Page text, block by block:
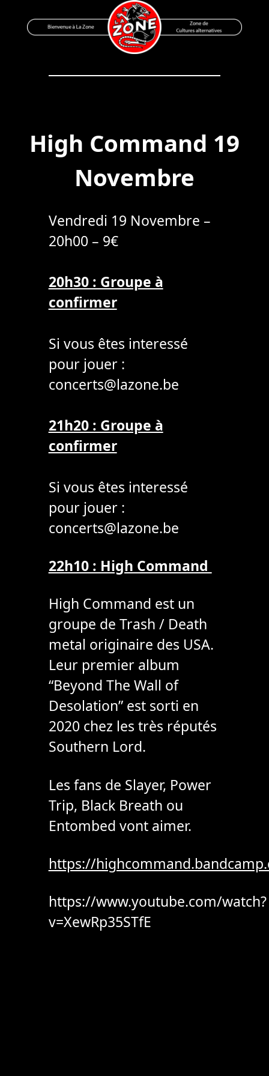
to
Bienvenue à La Zone
Zone de Cultures Alternatives
High Command 19
Novembre
Vendredi 19 Novembre –
20h00 – 9€
20h30 : Groupe à
confirmer
Si vous êtes interessé
pour jouer :
concerts@lazone.be
21h20 : Groupe à
confirmer
Si vous êtes interessé
pour jouer :
concerts@lazone.be
22h10 : High Command
High Command est un
groupe de Trash / Death
metal originaire des USA.
Leur premier album
“Beyond The Wall of
Desolation” est sorti en
2020 chez les très réputés
Southern Lord.
Les fans de Slayer, Power
Trip, Black Breath ou
Entombed vont aimer.
https://
https://www.youtube.com/watch?
v=XewRp35STfE